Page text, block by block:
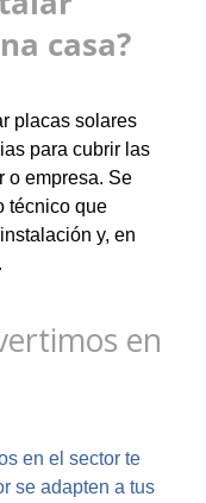
casa?
placas solares
para cubrir las
o empresa. Se
técnico que
y, en
en
en el sector te
se adapten a tus